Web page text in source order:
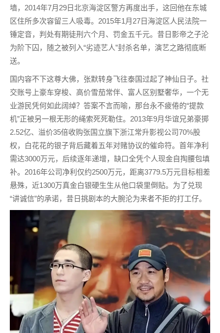
墙，2014年7月29日北京海淀区警方再度出手，这回他在东城
区住所多次容留三人吸毒。2015年1月27日海淀区人民法院一
锤定音，判处有期徒刑六个月、罚金五千元。昔日影帝之子沦
为阶下囚，随之被列入“劣迹艺人”封杀名单，演艺之路彻底断
送。
国内容不下这尊大佛，张默转身飞往泰国过起了神仙日子。社
交账号上豪车穿梭、高价雪茄常伴、富人区别墅奢华，一个无
业游民凭何如此阔绰？答案不言而喻，那台永不疲倦的“提款
机”正被另一根无形的绳索死死勒住。2013年9月华谊兄弟豪掷
2.52亿、溢价35倍收购张国立旗下浙江常升影视公司70%股
权，白花花的银子背后藏着五年对赌协议的催命符。首年净利
需达3000万元，后续逐年递增，缺口全凭个人现金自掏腰包填
补。2016年公司净利仅约2500万元，距离3779.5万元目标相差
悬殊，近1300万真金白银硬生生从他口袋里倒贴。为了兑现
“讲诚信”的承诺，昔日挑剧本的大腕沦为来者不拒的打工仔。